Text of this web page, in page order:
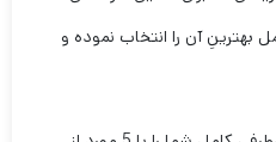
بهترینِ آن را انتخاب نموده و